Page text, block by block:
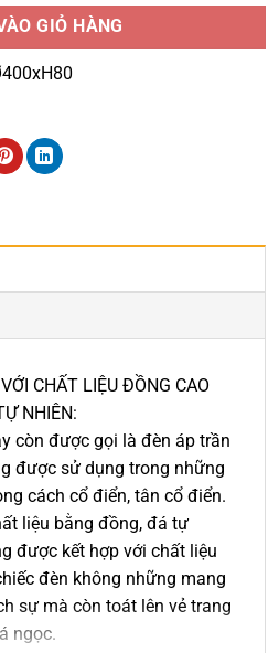
GIỎ HÀNG
CHẤT LIỆU ĐỒNG CAO
NHIÊN:
còn được gọi là đèn áp trần
được sử dụng trong những
cách cổ điển, tân cổ điển.
liệu bằng đồng, đá tự
được kết hợp với chất liệu
đèn không những mang
sự mà còn toát lên vẻ trang
ngọc.